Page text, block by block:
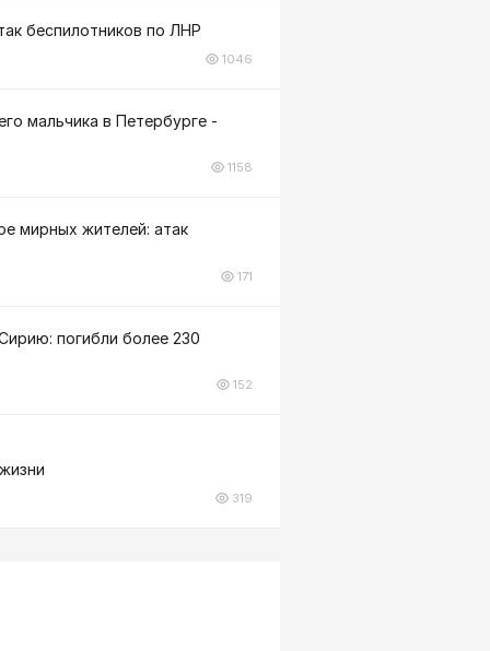
беспилотников по ЛНР
1046
мальчика в Петербурге -
1158
мирных жителей: атак
171
погибли более 230
152
319